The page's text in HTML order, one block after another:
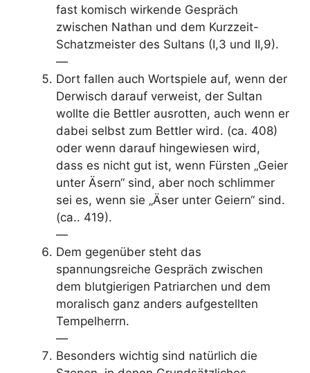
fast komisch wirkende Gespräch
zwischen Nathan und dem Kurzzeit-
Schatzmeister des Sultans (I,3 und II,9).
—
Dort fallen auch Wortspiele auf, wenn der
Derwisch darauf verweist, der Sultan
wollte die Bettler ausrotten, auch wenn er
dabei selbst zum Bettler wird. (ca. 408)
oder wenn darauf hingewiesen wird,
dass es nicht gut ist, wenn Fürsten „Geier
unter Äsern“ sind, aber noch schlimmer
sei es, wenn sie „Äser unter Geiern“ sind.
(ca.. 419).
—
Dem gegenüber steht das
spannungsreiche Gespräch zwischen
dem blutgierigen Patriarchen und dem
moralisch ganz anders aufgestellten
Tempelherrn.
—
Besonders wichtig sind natürlich die